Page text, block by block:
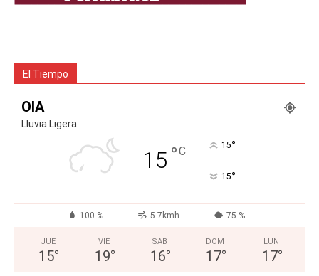
El Tiempo
OIA
Lluvia Ligera
15 °C 15°
15°
100 % 5.7kmh 75 %
JUE
15°
VIE
19°
SAB
16°
DOM
17°
LUN
17°